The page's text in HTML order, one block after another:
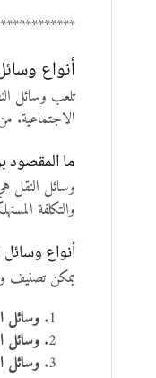
************
أنواع
تلعب وسائل
الاجتماعية.
ما المقصود
وسائل النقل
والتكلفة
أنواع وسائل
يمكن تصنيف
وسائل
وسائل
وسائل